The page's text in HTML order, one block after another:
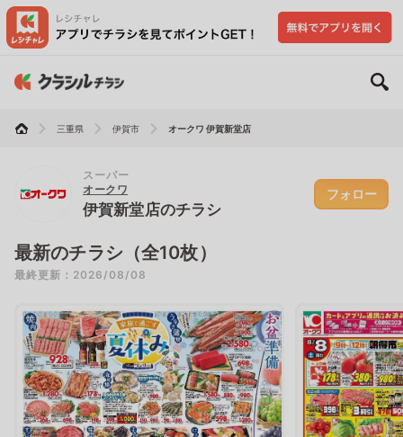
三重県 伊賀市 オークワ 伊賀新堂店
スーパー
オークワ
伊賀新堂店のチラシ
フォロー
最新のチラシ（全10枚）
最終更新：2026/08/08